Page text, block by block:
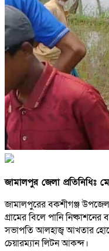
জামালপুর জেলা প্রতিনিধিঃ
জামালপুরের বকশীগঞ্জ
গ্রামের বিলে পানি
সভাপতি আলহাজ্ব আখতার
চেয়ারম্যান লিটন আকন্দ।